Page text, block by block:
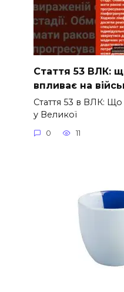
Стаття 53 ВЛК:
впливає на
Стаття 53 в ВЛК: Що
у Великої
0 11